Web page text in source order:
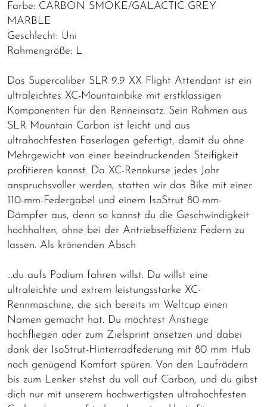
Farbe: CARBON SMOKE/GALACTIC GREY
MARBLE
Geschlecht: Uni
Rahmengröße: L
Das Supercaliber SLR 9.9 XX Flight Attendant ist ein
ultraleichtes XC-Mountainbike mit erstklassigen
Komponenten für den Renneinsatz. Sein Rahmen aus
SLR Mountain Carbon ist leicht und aus
ultrahochfesten Faserlagen gefertigt, damit du ohne
Mehrgewicht von einer beeindruckenden Steifigkeit
profitieren kannst. Da XC-Rennkurse jedes Jahr
anspruchsvoller werden, statten wir das Bike mit einer
110-mm-Federgabel und einem IsoStrut 80-mm-
Dämpfer aus, denn so kannst du die Geschwindigkeit
hochhalten, ohne bei der Antriebseffizienz Federn zu
lassen. Als krönenden Absch
...du aufs Podium fahren willst. Du willst eine
ultraleichte und extrem leistungsstarke XC-
Rennmaschine, die sich bereits im Weltcup einen
Namen gemacht hat. Du möchtest Anstiege
hochfliegen oder zum Zielsprint ansetzen und dabei
dank der IsoStrut-Hinterradfederung mit 80 mm Hub
noch genügend Komfort spüren. Von den Laufrädern
bis zum Lenker stehst du voll auf Carbon, und du gibst
dich nur mit unserem hochwertigsten ultrahochfesten